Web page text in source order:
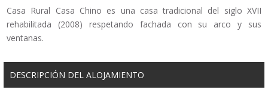
Casa Rural Casa Chino es una casa tradicional del siglo XVII
rehabilitada (2008) respetando fachada con su arco y sus
ventanas.
DESCRIPCIÓN DEL ALOJAMIENTO